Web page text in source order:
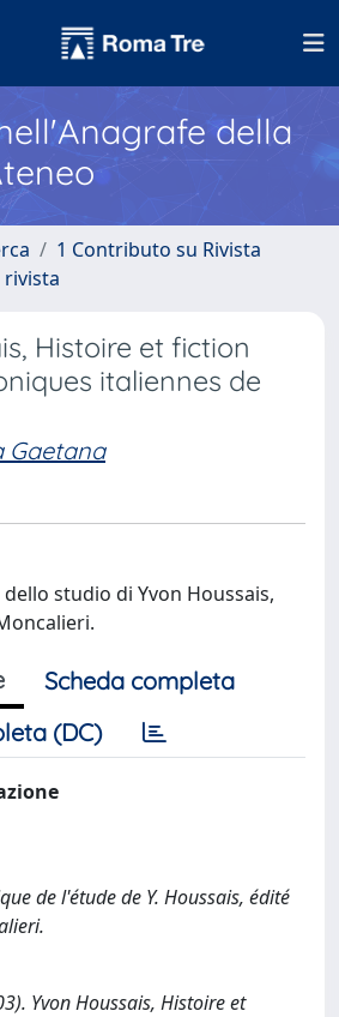
della
1 Contributo su Rivista
rivista
Histoire et fiction
italiennes de
Gaetana
studio di Yvon Houssais,
Scheda completa
(DC)
de l'étude de Y. Houssais, édité
Yvon Houssais, Histoire et